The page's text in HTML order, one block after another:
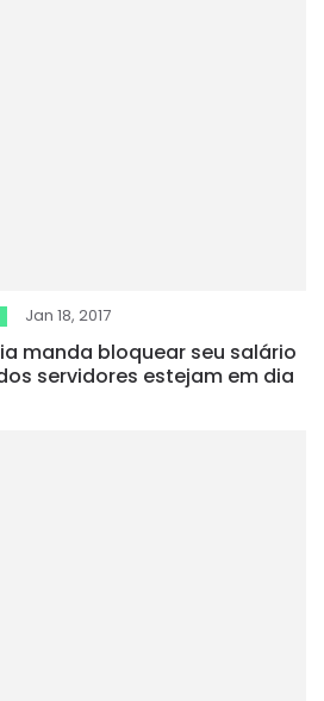
Jan 18, 2017
manda bloquear seu salário
servidores estejam em dia